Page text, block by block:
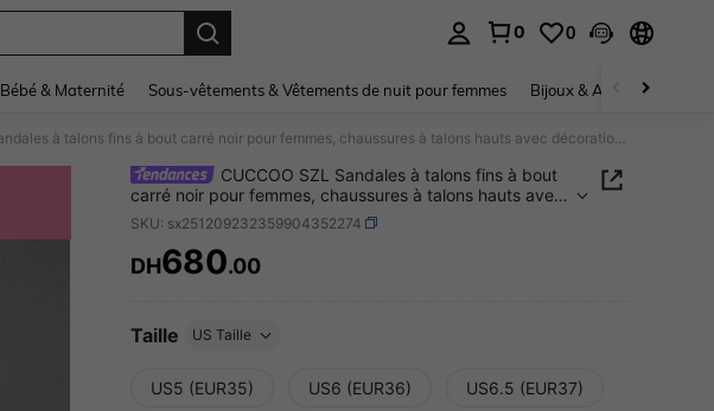
0 0
Bébé & Maternité Sous-vêtements & Vêtements de nuit pour femmes Bijoux & Accessoires pour
CUCCOO SZL Sandales à talons fins à bout carré noir pour femmes, chaussures à talons hauts avec décoration de boucle en métal, polyvalentes pour le trajet
CUCCOO SZL Sandales à talons fins à bout
carré noir pour femmes, chaussures à talons hauts avec
décoration de boucle en métal, polyvalentes pour le
trajet
SKU: sx251209232359904352274
PRICE AND AVAILABILITY
DH680.00
Taille US Taille
US5 (EUR35) US6 (EUR36) US6.5 (EUR37)